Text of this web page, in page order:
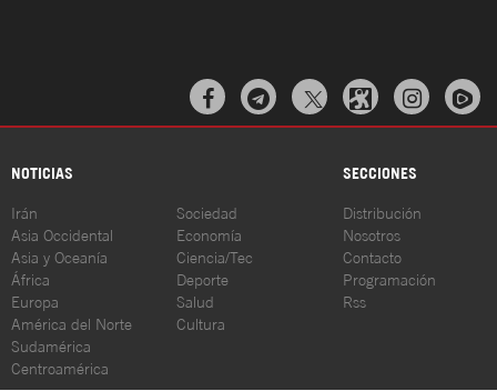
  
NOTICIAS SECCIONES
Irán
Asia Occidental
Asia y Oceanía
África
Europa
América del Norte
Sudamérica
Centroamérica
Sociedad
Economía
Ciencia/Tec
Deporte
Salud
Cultura
Distribución
Nosotros
Contacto
Programación
Rss